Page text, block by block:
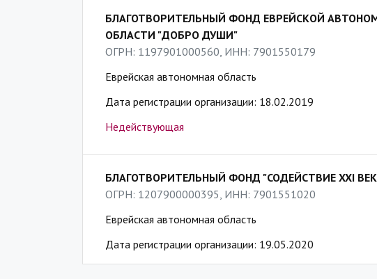
БЛАГОТВОРИТЕЛЬНЫЙ ФОНД ЕВРЕЙСКОЙ
ОБЛАСТИ "ДОБРО ДУШИ"
ОГРН: 1197901000560, ИНН: 7901550179
Еврейская автономная область
Дата регистрации организации: 18.02.2019
Недействующая
БЛАГОТВОРИТЕЛЬНЫЙ ФОНД "СОДЕЙСТВИЕ XXI
ОГРН: 1207900000395, ИНН: 7901551020
Еврейская автономная область
Дата регистрации организации: 19.05.2020